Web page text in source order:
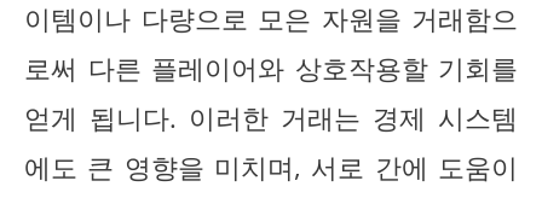
이템이나 다량으로 모은 자원을 거래함으
로써 다른 플레이어와 상호작용할 기회를
얻게 됩니다. 이러한 거래는 경제 시스템
에도 큰 영향을 미치며, 서로 간에 도움이